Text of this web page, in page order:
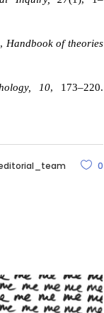
Handbook of theories
10, 173–220.
0